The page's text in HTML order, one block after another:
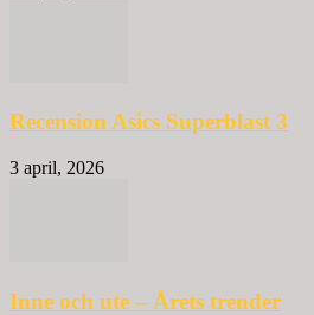
Recension Asics Superblast 3
3 april, 2026
Inne och ute – Årets trender